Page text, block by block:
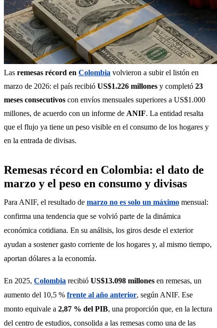
Las remesas récord en Colombia volvieron a subir el listón en
marzo de 2026: el país recibió US$1.226 millones y completó 23
meses consecutivos con envíos mensuales superiores a US$1.000
millones, de acuerdo con un informe de ANIF. La entidad resalta
que el flujo ya tiene un peso visible en el consumo de los hogares y
en la entrada de divisas.
Remesas récord en Colombia: el dato de
marzo y el peso en consumo y divisas
Para ANIF, el resultado de marzo no es solo un máximo mensual:
confirma una tendencia que se volvió parte de la dinámica
económica cotidiana. En su análisis, los giros desde el exterior
ayudan a sostener gasto corriente de los hogares y, al mismo tiempo,
aportan dólares a la economía.
En 2025, Colombia recibió US$13.098 millones en remesas, un
aumento del 10,5 % frente al año anterior, según ANIF. Ese
monto equivale a 2,87 % del PIB, una proporción que, en la lectura
del centro de estudios, consolida a las remesas como una de las